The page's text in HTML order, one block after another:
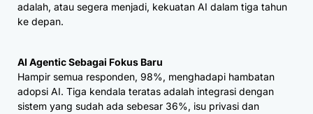
adalah, atau segera menjadi, kekuatan AI dalam tiga tahun
ke depan.
AI Agentic Sebagai Fokus Baru
Hampir semua responden, 98%, menghadapi hambatan
adopsi AI. Tiga kendala teratas adalah integrasi dengan
sistem yang sudah ada sebesar 36%, isu privasi dan